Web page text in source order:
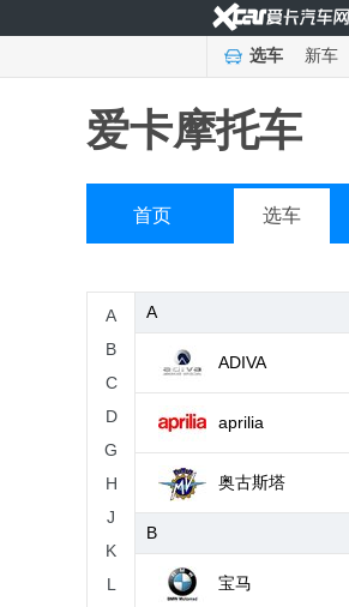
选车 新车
爱卡摩托车
首页 选车
A
B
C
D
G
H
J
K
L
A
ADIVA
aprilia
奥古斯塔
B
宝马